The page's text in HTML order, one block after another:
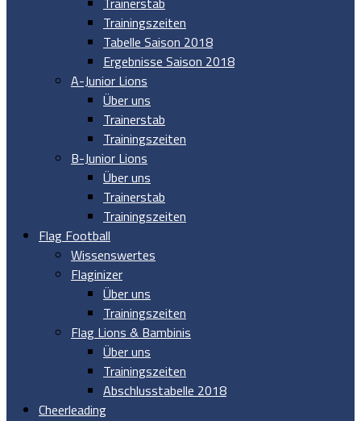
Trainingszeiten
Tabelle Saison 2018
Ergebnisse Saison 2018
A-Junior Lions
Über uns
Trainerstab
Trainingszeiten
B-Junior Lions
Über uns
Trainerstab
Trainingszeiten
Flag Football
Wissenswertes
Flaginizer
Über uns
Trainingszeiten
Flag Lions & Bambinis
Über uns
Trainingszeiten
Abschlusstabelle 2018
Cheerleading